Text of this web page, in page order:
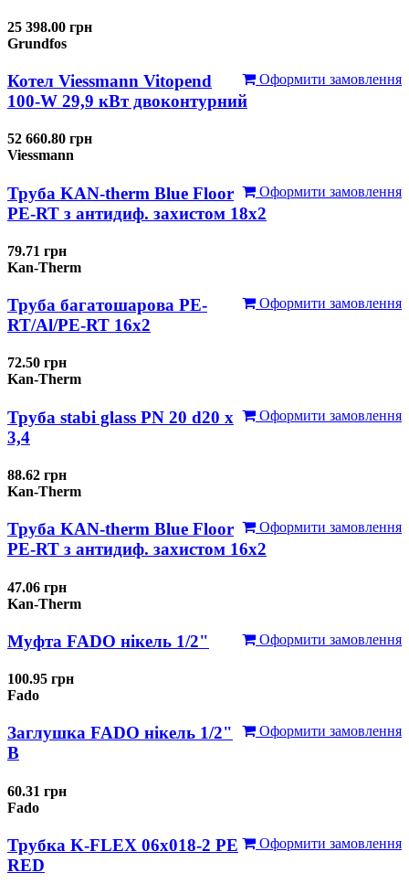
25 398.00 грн
Grundfos
Оформити замовлення
Котел Viessmann Vitopend
100-W 29,9 кВт двоконтурний
52 660.80 грн
Viessmann
Оформити замовлення
Труба KAN-therm Blue Floor
PE-RT з антидиф. захистом 18х2
79.71 грн
Kan-Therm
Оформити замовлення
Труба багатошарова PE-
RT/Al/PE-RT 16x2
72.50 грн
Kan-Therm
Оформити замовлення
Труба stabi glass PN 20 d20 х
3,4
88.62 грн
Kan-Therm
Оформити замовлення
Труба KAN-therm Blue Floor
PE-RT з антидиф. захистом 16х2
47.06 грн
Kan-Therm
Оформити замовлення
Муфта FADO нікель 1/2"
100.95 грн
Fado
Оформити замовлення
Заглушка FADO нікель 1/2"
В
60.31 грн
Fado
Оформити замовлення
Трубка K-FLEX 06x018-2 РЕ
RED